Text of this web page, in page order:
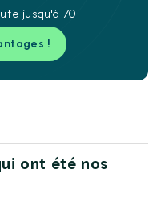
jusqu'à 70
!
ont été nos